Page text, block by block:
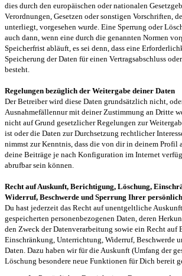
dies durch den europäischen oder nationalen
Verordnungen, Gesetzen oder sonstigen Vorschriften,
unterliegt, vorgesehen wurde. Eine Sperrung oder
auch dann, wenn eine durch die genannten Normen
Speicherfrist abläuft, es sei denn, dass eine
Speicherung der Daten für einen Vertragsabschluss
besteht.
Regelungen bezüglich der Weitergabe deiner Daten
Der Betreiber wird diese Daten grundsätzlich nicht,
Ausnahmefällennur mit deiner Zustimmung an Dritte
nicht auf Grund gesetzlicher Regelungen zur
ist oder die Daten zur Durchsetzung rechtlicher
nimmst zur Kenntnis, dass die von dir in deinem Profil
deine Beiträge je nach Konfiguration im Internet
abrufbar sein können.
Recht auf Auskunft, Berichtigung, Löschung,
Widerruf, Beschwerde und Sperrung Ihrer
Du hast jederzeit das Recht auf unentgeltliche
gespeicherten personenbezogenen Daten, deren
den Zweck der Datenverarbeitung sowie ein Recht auf
Einschränkung, Unterrichtung, Widerruf, Beschwerde
Daten. Dazu haben wir für die Auskunft (Umfang der
Löschung besondere neue Funktionen für Dich bereit